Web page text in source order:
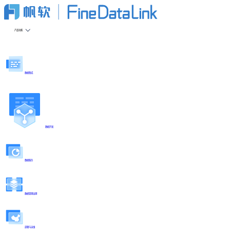
产品功能
数据集成
数据开发
数据服务
数据管理治理
部署与运维